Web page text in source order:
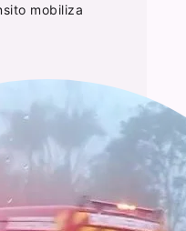
mobiliza